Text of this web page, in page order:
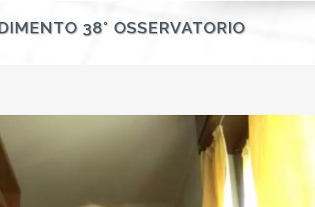
38° OSSERVATORIO